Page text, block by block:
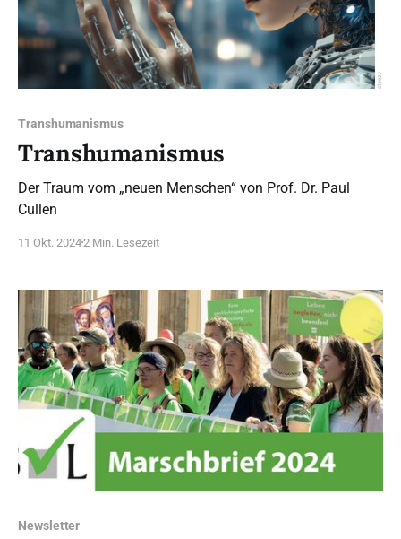
Transhumanismus
Transhumanismus
Der Traum vom „neuen Menschen“ von Prof. Dr. Paul
Cullen
11 Okt. 20242 Min. Lesezeit
Newsletter